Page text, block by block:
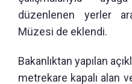
düzenlenen yerler
Müzesi de eklendi.
Bakanlıktan yapılan
metrekare kapalı alan